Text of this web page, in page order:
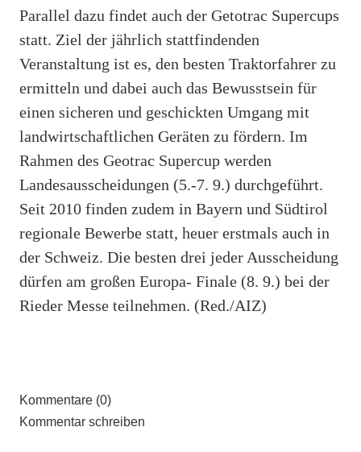
Parallel dazu findet auch der Getotrac Supercups
statt. Ziel der jährlich stattfindenden
Veranstaltung ist es, den besten Traktorfahrer zu
ermitteln und dabei auch das Bewusstsein für
einen sicheren und geschickten Umgang mit
landwirtschaftlichen Geräten zu fördern. Im
Rahmen des Geotrac Supercup werden
Landesausscheidungen (5.-7. 9.) durchgeführt.
Seit 2010 finden zudem in Bayern und Südtirol
regionale Bewerbe statt, heuer erstmals auch in
der Schweiz. Die besten drei jeder Ausscheidung
dürfen am großen Europa- Finale (8. 9.) bei der
Rieder Messe teilnehmen. (Red./AIZ)
Kommentare (0)
Kommentar schreiben